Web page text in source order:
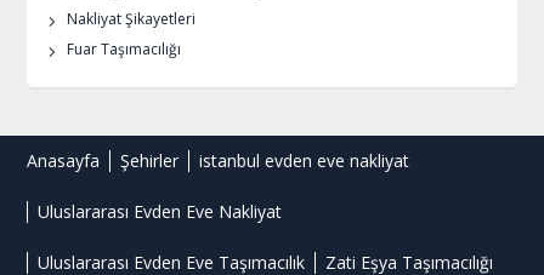
Nakliyat Şikayetleri
Fuar Taşımacılığı
Anasayfa Şehirler istanbul evden eve nakliyat
Uluslararası Evden Eve Nakliyat
Uluslararası Evden Eve Taşımacılık Zati Eşya Taşımacılığı